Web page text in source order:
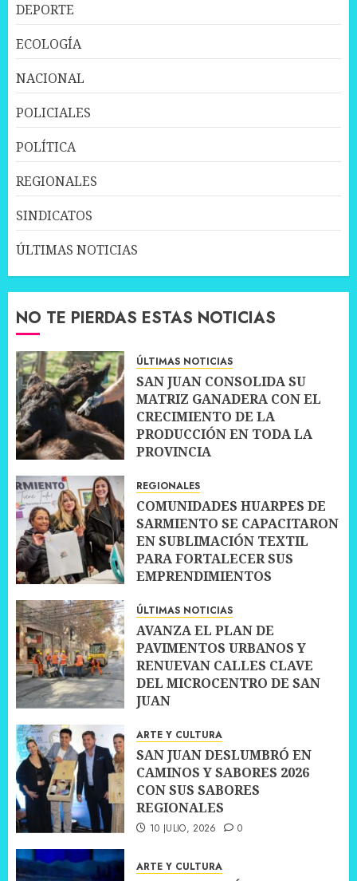
DEPORTE
ECOLOGÍA
NACIONAL
POLICIALES
POLÍTICA
REGIONALES
SINDICATOS
ÚLTIMAS NOTICIAS
NO TE PIERDAS ESTAS NOTICIAS
ÚLTIMAS NOTICIAS
SAN JUAN CONSOLIDA SU
MATRIZ GANADERA CON EL
CRECIMIENTO DE LA
PRODUCCIÓN EN TODA LA
PROVINCIA
REGIONALES
COMUNIDADES HUARPES DE
SARMIENTO SE CAPACITARON
EN SUBLIMACIÓN TEXTIL
PARA FORTALECER SUS
EMPRENDIMIENTOS
ÚLTIMAS NOTICIAS
AVANZA EL PLAN DE
PAVIMENTOS URBANOS Y
RENUEVAN CALLES CLAVE
DEL MICROCENTRO DE SAN
JUAN
ARTE Y CULTURA
SAN JUAN DESLUMBRÓ EN
CAMINOS Y SABORES 2026
CON SUS SABORES
REGIONALES
10 JULIO, 2026 0
ARTE Y CULTURA